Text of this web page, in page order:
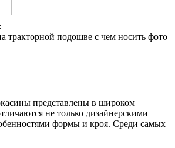
тракторной подошве с чем носить фото
представлены в широком
не только дизайнерскими
формы и кроя. Среди самых